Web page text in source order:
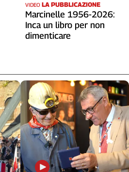
VIDEO LA PUBBLICAZIONE
Marcinelle 1956-2026:
Inca un libro per non
dimenticare